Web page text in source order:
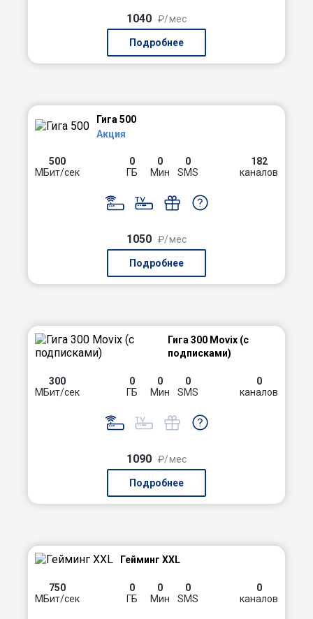
1040 ₽/мес
Подробнее
Гига 500
Акция
500
МБит/сек
0
ГБ
0
Мин
0
SMS
182
каналов
1050 ₽/мес
Подробнее
Гига 300 Movix (с
подписками)
300
МБит/сек
0
ГБ
0
Мин
0
SMS
0
каналов
1090 ₽/мес
Подробнее
Гейминг XXL
750
МБит/сек
0
ГБ
0
Мин
0
SMS
0
каналов